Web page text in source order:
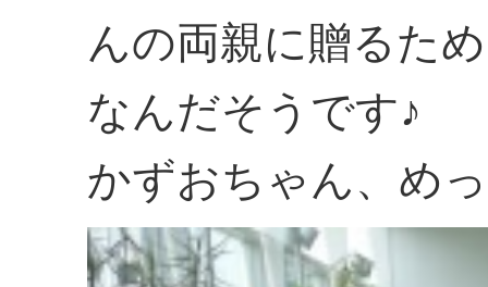
んの両親に贈るた
なんだそうです♪
かずおちゃん、め